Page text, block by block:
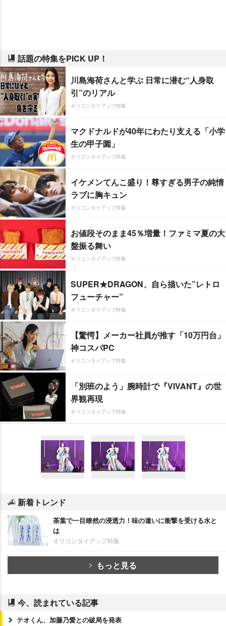
話題の特集をPICK UP！
川島海荷さんと学ぶ 日常に潜む“人身取
引”のリアル
オリコンタイアップ特集
マクドナルドが40年にわたり支える「小学
生の甲子園」
オリコンタイアップ特集
イケメンてんこ盛り！尊すぎる男子の純情
ラブに胸キュン
オリコンタイアップ特集
お値段そのまま45％増量！ファミマ夏の大
盤振る舞い
オリコンタイアップ特集
SUPER★DRAGON、自ら描いた”レトロ
フューチャー”
オリコンタイアップ特集
【驚愕】メーカー社員が推す「10万円台」
神コスパPC
オリコンタイアップ特集
「別班のよう」腕時計で『VIVANT』の世
界観再現
オリコンタイアップ特集
新着トレンド
茶葉で一目瞭然の浸透力！味の違いに衝撃を受ける水と
は
オリコンタイアップ特集
もっと見る
今、読まれている記事
テオくん、加藤乃愛との破局を発表